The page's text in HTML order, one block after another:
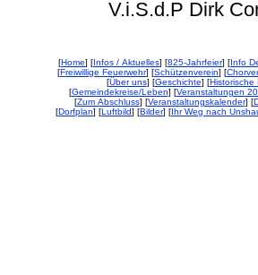
V.i.S.d.P Dirk
[Home] [Infos / Aktuelles] [825-Jahrfeier] [Info
[Freiwillige Feuerwehr] [Schützenverein] [
[Über uns] [Geschichte] [Historische
[Gemeindekreise/Leben] [Veranstaltungen
[Zum Abschluss] [Veranstaltungskalender] [
[Dorfplan] [Luftbild] [Bilder] [Ihr Weg nach